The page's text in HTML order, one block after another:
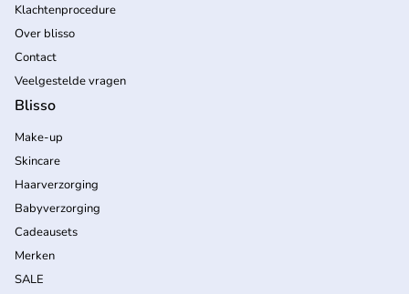
Klachtenprocedure
Over blisso
Contact
Veelgestelde vragen
Blisso
Make-up
Skincare
Haarverzorging
Babyverzorging
Cadeausets
Merken
SALE